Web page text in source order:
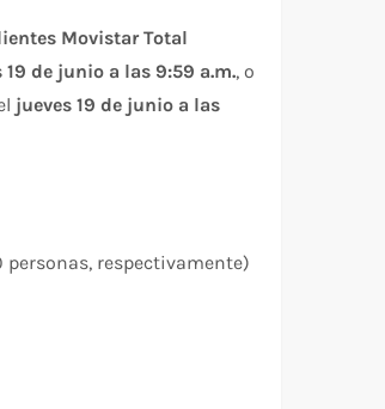
Movistar Total
19 de junio a las 9:59 a.m., o
jueves 19 de junio a las
personas, respectivamente)